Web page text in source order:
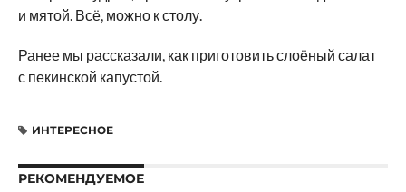
и мятой. Всё, можно к столу.
Ранее мы рассказали, как приготовить слоёный салат
с пекинской капустой.
ИНТЕРЕСНОЕ
РЕКОМЕНДУЕМОЕ